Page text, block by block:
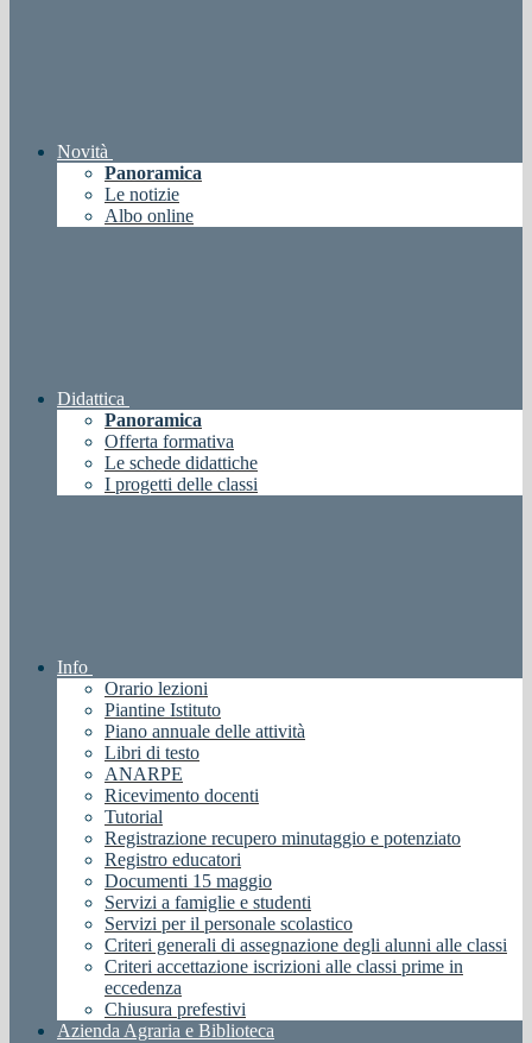
Novità
Panoramica
Le notizie
Albo online
Didattica
Panoramica
Offerta formativa
Le schede didattiche
I progetti delle classi
Info
Orario lezioni
Piantine Istituto
Piano annuale delle attività
Libri di testo
ANARPE
Ricevimento docenti
Tutorial
Registrazione recupero minutaggio e potenziato
Registro educatori
Documenti 15 maggio
Servizi a famiglie e studenti
Servizi per il personale scolastico
Criteri generali di assegnazione degli alunni alle classi
Criteri accettazione iscrizioni alle classi prime in
eccedenza
Chiusura prefestivi
Azienda Agraria e Biblioteca